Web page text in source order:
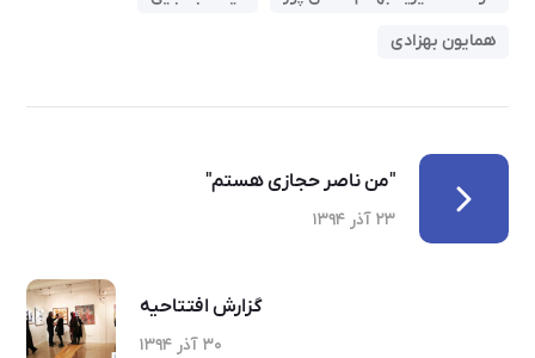
همایون بهزادی
"من ناصر حجازی هستم"
۲۳ آذر ۱۳۹۴
گزارش افتتاحیه
۳۰ آذر ۱۳۹۴